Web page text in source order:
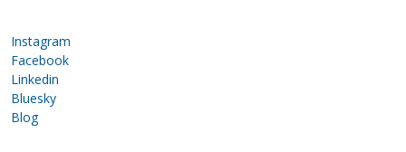
Instagram
Facebook
Linkedin
Bluesky
Blog